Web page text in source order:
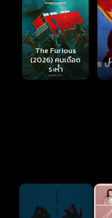
The Furious
(2026) คนเดือด
ระห่ำ